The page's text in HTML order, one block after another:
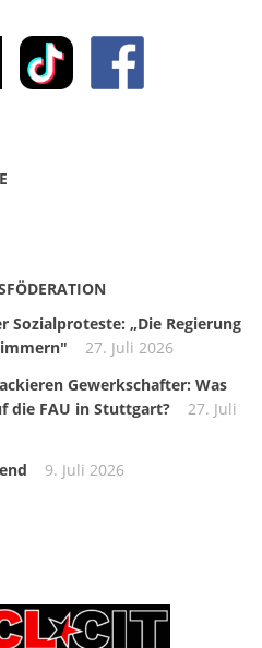
Sozialproteste: „Die Regierung
27. Juli 2026
Gewerkschafter: Was
die FAU in Stuttgart?
27. Juli
9. Juli 2026